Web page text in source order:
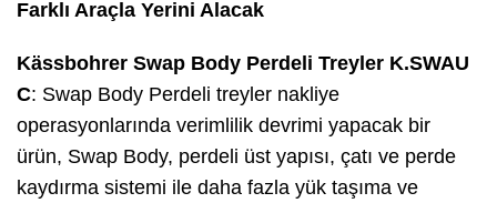
Farklı Araçla Yerini Alacak
Kässbohrer Swap Body Perdeli Treyler K.SWAU
C: Swap Body Perdeli treyler nakliye
operasyonlarında verimlilik devrimi yapacak bir
ürün, Swap Body, perdeli üst yapısı, çatı ve perde
kaydırma sistemi ile daha fazla yük taşıma ve